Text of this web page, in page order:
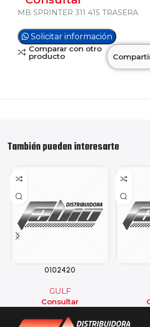
MB SPRINTER 311 415 TRASERA
Solicitar información
Comparar con otro
producto
También pueden interesarte
0102420
GULF
Consultar